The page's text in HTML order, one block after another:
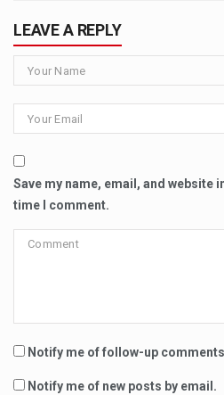
LEAVE A REPLY
Save my name, email, and website
time I comment.
Notify me of follow-up
Notify me of new posts by email.